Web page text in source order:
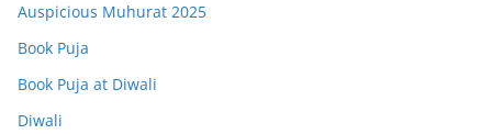
Auspicious Muhurat 2025
Book Puja
Book Puja at Diwali
Diwali